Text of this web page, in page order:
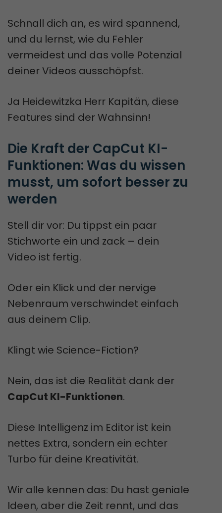
Schnall dich an, es wird spannend,
und du lernst, wie du Fehler
vermeidest und das volle Potenzial
deiner Videos ausschöpfst.
Ja Heidewitzka Herr Kapitän, diese
Features sind der Wahnsinn!
Die Kraft der CapCut KI-
Funktionen: Was du wissen
musst, um sofort besser zu
werden
Stell dir vor: Du tippst ein paar
Stichworte ein und zack – dein
Video ist fertig.
Oder ein Klick und der nervige
Nebenraum verschwindet einfach
aus deinem Clip.
Klingt wie Science-Fiction?
Nein, das ist die Realität dank der
CapCut KI-Funktionen.
Diese Intelligenz im Editor ist kein
nettes Extra, sondern ein echter
Turbo für deine Kreativität.
Wir alle kennen das: Du hast geniale
Ideen, aber die Zeit rennt, und das